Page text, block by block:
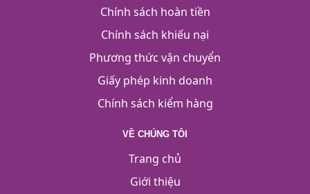
Chính sách hoàn tiền
Chính sách khiếu nại
Phương thức vận chuyển
Giấy phép kinh doanh
Chính sách kiểm hàng
VỀ CHÚNG TÔI
Trang chủ
Giới thiệu